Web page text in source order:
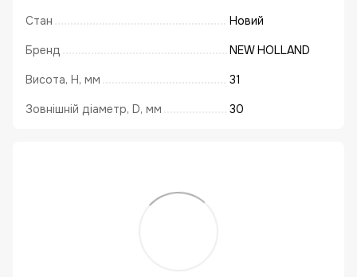
Стан Новий
Бренд NEW HOLLAND
Висота, Н, мм 31
Зовнішній діаметр, D, мм 30